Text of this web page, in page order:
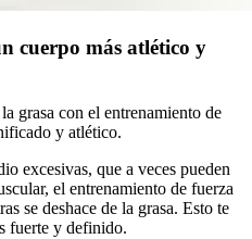
cuerpo más atlético y
grasa con el entrenamiento de
y atlético.
excesivas, que a veces pueden
el entrenamiento de fuerza
se deshace de la grasa. Esto te
fuerte y definido.